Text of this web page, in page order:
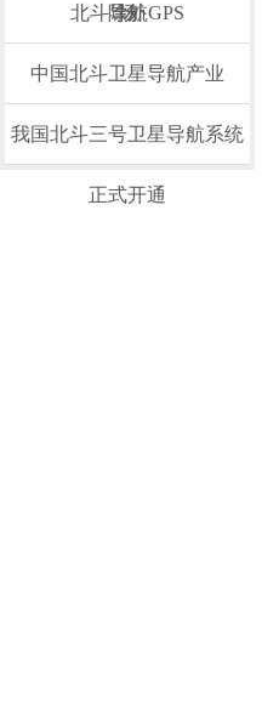
场
除外
北斗导航GPS
中国北斗卫星导航产业
我国北斗三号卫星导航系统
正式开通